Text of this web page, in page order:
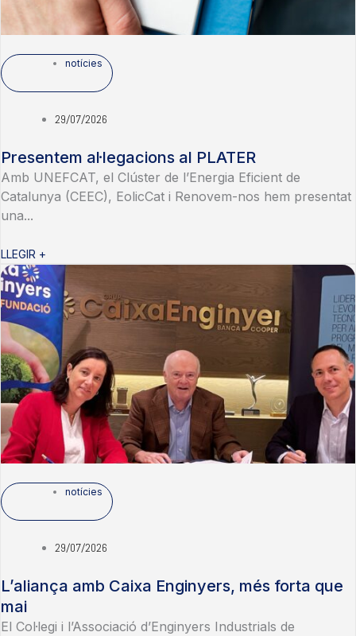
notícies
29/07/2026
Presentem al·legacions al PLATER
Amb UNEFCAT, el Clúster de l’Energia Eficient de
Catalunya (CEEC), EolicCat i Renovem-nos hem presentat
una...
LLEGIR +
notícies
29/07/2026
L’aliança amb Caixa Enginyers, més forta que
mai
El Col·legi i l’Associació d’Enginyers Industrials de